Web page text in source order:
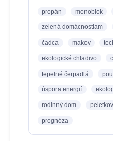
propán monoblok
zelená domácnostiam
čadca makov
ekologické chladivo
tepelné čerpadlá
úspora energií
rodinný dom
prognóza